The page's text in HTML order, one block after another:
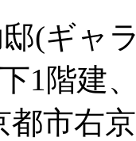
邸(ギャ
1階建
都市右